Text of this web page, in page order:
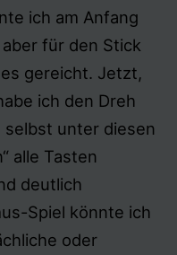
ich am Anfang
für den Stick
es gereicht. Jetzt,
ich den Dreh
selbst unter diesen
alle Tasten
deutlich
Spiel könnte ich
oder